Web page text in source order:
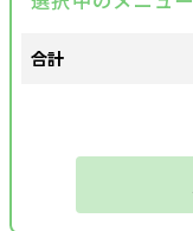
サービス
大人女子トピック
サポート
合計